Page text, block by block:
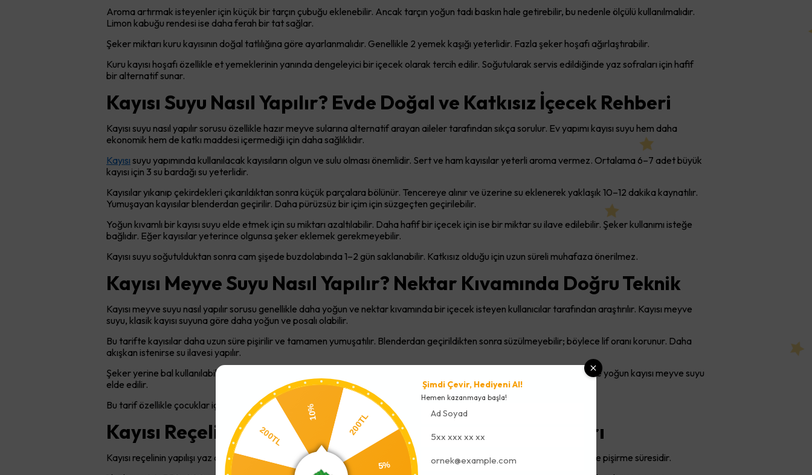
Aroma artırmak isteyenler için küçük bir tarçın çubuğu eklenebilir. Ancak tarçın yoğun tadı baskın hale getirebilir, bu nedenle ölçülü kullanılmalıdır.
Limon kabuğu rendesi ise daha ferah bir tat sağlar.
Şeker miktarı kuru kayısının doğal tatlılığına göre ayarlanmalıdır. Genellikle 2 yemek kaşığı yeterlidir. Fazla şeker hoşafı ağırlaştırabilir.
Kuru kayısı hoşafı özellikle et yemeklerinin yanında dengeleyici bir içecek olarak tercih edilir. Soğutularak servis edildiğinde yaz sofraları için hafif
bir alternatif sunar.
Kayısı Suyu Nasıl Yapılır? Evde Doğal ve Katkısız İçecek Rehberi
Kayısı suyu nasıl yapılır sorusu özellikle hazır meyve sularına alternatif arayan aileler tarafından sıkça sorulur. Ev yapımı kayısı suyu hem daha
ekonomik hem de katkı maddesi içermediği için daha sağlıklıdır.
Kayısı suyu yapımında kullanılacak kayısıların olgun ve sulu olması önemlidir. Sert ve ham kayısılar yeterli aroma vermez. Ortalama 6–7 adet büyük
kayısı için 3 su bardağı su yeterlidir.
Kayısılar yıkanıp çekirdekleri çıkarıldıktan sonra küçük parçalara bölünür. Tencereye alınır ve üzerine su eklenerek yaklaşık 10–12 dakika kaynatılır.
Yumuşayan kayısılar blenderdan geçirilir. Daha pürüzsüz bir içim için süzgeçten geçirilebilir.
Yoğun kıvamlı bir kayısı suyu elde etmek için su miktarı azaltılabilir. Daha hafif bir içecek için ise bir miktar su ilave edilebilir. Şeker kullanımı isteğe
bağlıdır. Eğer kayısılar yeterince olgunsa şeker eklemek gerekmeyebilir.
Kayısı suyu soğutulduktan sonra cam şişede buzdolabında 1–2 gün saklanabilir. Katkısız olduğu için uzun süreli muhafaza önerilmez.
Kayısı Meyve Suyu Nasıl Yapılır? Nektar Kıvamında Doğru Teknik
Kayısı meyve suyu nasıl yapılır sorusu genellikle daha yoğun ve nektar kıvamında bir içecek isteyen kullanıcılar tarafından araştırılır. Kayısı meyve
suyu, klasik kayısı suyuna göre daha yoğun ve posalı olabilir.
Bu tarifte kayısılar daha uzun süre pişirilir ve tamamen yumuşatılır. Blenderdan geçirildikten sonra süzülmeyebilir; böylece lif oranı korunur. Daha
akışkan istenirse su ilavesi yapılır.
Şeker yerine bal kullanılabilir ancak kayısının doğal aroması genellikle yeterlidir. Ortalama 1 kg kayısıdan yaklaşık 1–1,5 litre yoğun kayısı meyve suyu
elde edilir.
Bu tarif özellikle çocuklar için sağlıklı bir içecek alternatifi sunar.
Kayısı Reçelinin Yapılışı: Parlak Renk ve Tam Kıvam Sırrı
Kayısı reçelinin yapılışı yaz aylarının en popüler konularındandır. İyi bir kayısı reçeli için en önemli unsur doğru şeker oranı ve pişirme süresidir.
10%
200TL
5%
200TL
Şimdi Çevir, Hediyeni Al!
Hemen kazanmaya başla!